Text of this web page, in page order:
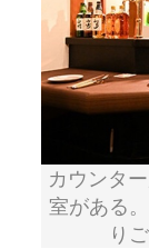
カウンタ
室がある
り